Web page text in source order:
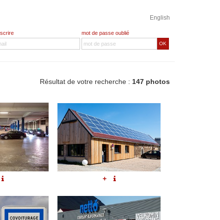
English
mot de passe oublié
OK
Résultat de votre recherche : 147 photos
+